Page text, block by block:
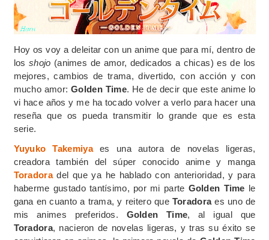
Hoy os voy a deleitar con un anime que para mí, dentro de
los shojo (animes de amor, dedicados a chicas) es de los
mejores, cambios de trama, divertido, con acción y con
mucho amor:Golden Time. He de decir que este anime lo
vi hace años y me ha tocado volver a verlo para hacer una
reseña que os pueda transmitir lo grande que es esta
serie.
Yuyuko Takemiyaes una autora de novelas ligeras,
creadora también del súper conocido anime y manga
Toradora del que ya he hablado con anterioridad, y para
haberme gustado tantísimo, por mi parte Golden Time le
gana en cuanto a trama, y reitero que Toradoraes uno de
mis animes preferidos. Golden Time, al igual que
Toradora, nacieron de novelas ligeras, y tras su éxito se